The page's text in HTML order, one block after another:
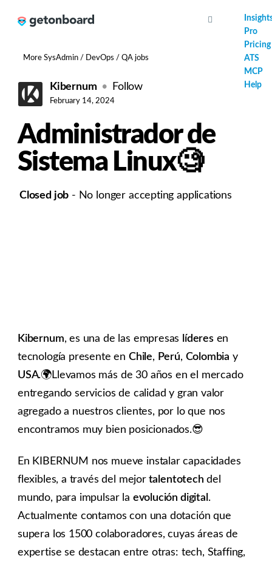
Pro
Pricing
ATS
MCP
Help
More SysAdmin / DevOps / QA jobs
Kibernum Follow
February 14, 2024
Administrador de
Sistema Linux🧐
Closed job - No longer accepting applications
Kibernum, es una de las empresas líderesen
tecnología presente en Chile, Perú, Colombia y
USA.🌍Llevamos más de 30 años en el mercado
entregando servicios de calidad y gran valor
agregado a nuestros clientes, por lo que nos
encontramos muy bien posicionados.😎
En KIBERNUM nos mueve instalar capacidades
flexibles, a través del mejortalentotech del
mundo, para impulsar la evolución digital .
Actualmente contamos con una dotación que
supera los 1500 colaboradores, cuyas áreas de
expertise se destacan entre otras: tech, Staffing,